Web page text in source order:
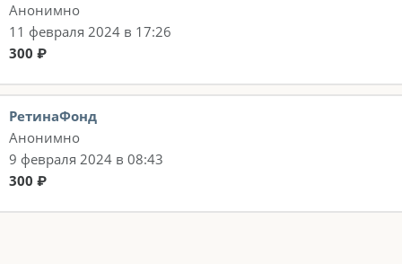
Анонимно
11 февраля 2024 в 17:26
300 ₽
РетинаФонд
Анонимно
9 февраля 2024 в 08:43
300 ₽